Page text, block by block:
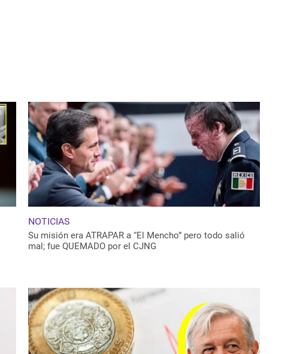
NOTICIAS
Su misión era ATRAPAR a “El Mencho” pero todo salió
mal; fue QUEMADO por el CJNG